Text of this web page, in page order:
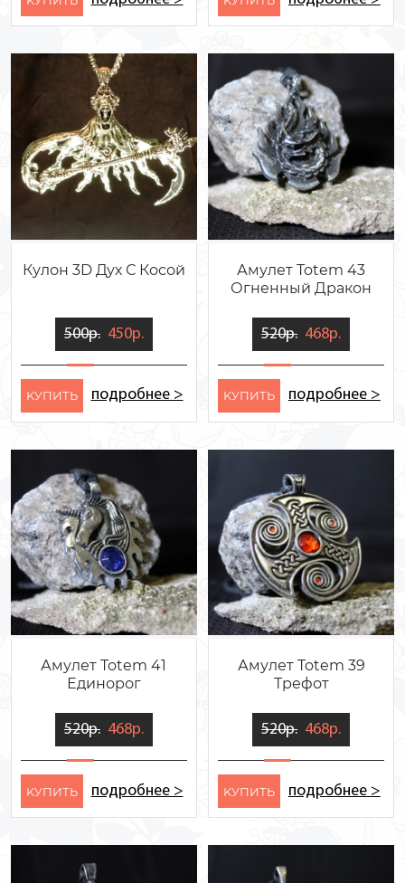
Кулон 3D Дух С Косой
500р. 450р.
KУПИТЬ подробнее >
Амулет Totem 43
Огненный Дракон
520р. 468р.
KУПИТЬ подробнее >
Амулет Totem 41
Единорог
520р. 468р.
KУПИТЬ подробнее >
Амулет Totem 39
Трефот
520р. 468р.
KУПИТЬ подробнее >